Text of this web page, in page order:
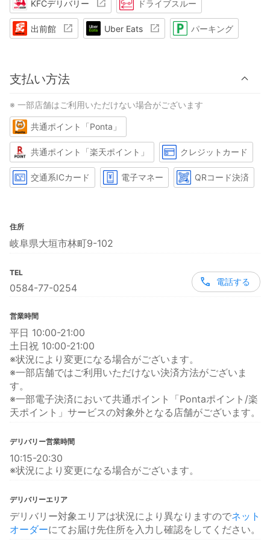
KFCデリバリー ドライブスルー
出前館 Uber Eats パーキング
支払い方法
※ 一部店舗はご利用いただけない場合がございます
共通ポイント「Ponta」
共通ポイント「楽天ポイント」 クレジットカード
交通系ICカード 電子マネー QRコード決済
住所
岐阜県大垣市林町9-102
TEL
0584-77-0254
電話する
営業時間
平日 10:00-21:00
土日祝 10:00-21:00
※状況により変更になる場合がございます。
※一部店舗ではご利用いただけない決済方法がございま
す。
※一部電子決済において共通ポイント「Pontaポイント/楽
天ポイント」サービスの対象外となる店舗がございます。
デリバリー営業時間
10:15-20:30
※状況により変更になる場合がございます。
デリバリーエリア
デリバリー対象エリアは状況により異なりますのでネット
オーダーにてお届け先住所を入力し確認をしてください。